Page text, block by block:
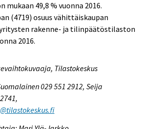
49,8 % vuonna 2016.
(4719) osuus vähittäiskaupan
rakenne- ja tilinpäätöstilaston
2016.
Tilastokeskus
029 551 2912, Seija